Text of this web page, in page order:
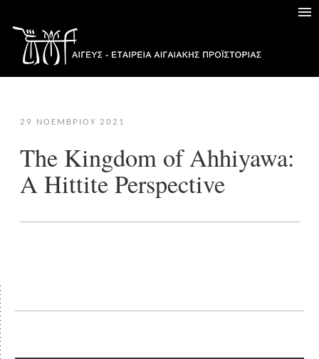
29 ΝΟΕΜΒΡΊΟΥ 2021
The Kingdom of Ahhiyawa:
A Hittite Perspective